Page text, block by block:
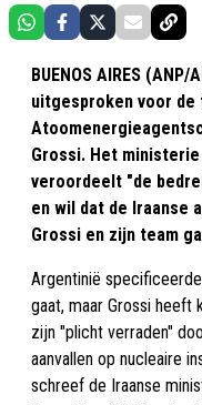
BUENOS AIRES
uitgesproken voor de
Grossi. Het
veroordeelt "de
en wil dat de Iraanse
Grossi en zijn team
Argentinië
gaat, maar Grossi heeft
zijn "plicht verraden"
aanvallen op nucleaire
schreef de Iraanse